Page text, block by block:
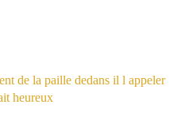
de la paille dedans il l appeler
heureux